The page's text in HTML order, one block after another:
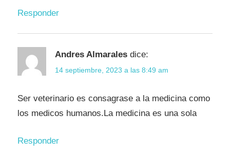
Responder
Andres Almarales dice:
14 septiembre, 2023 a las 8:49 am
Ser veterinario es consagrase a la medicina como
los medicos humanos.La medicina es una sola
Responder